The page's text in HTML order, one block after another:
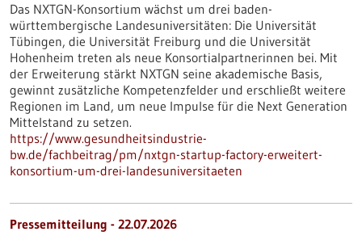
Das NXTGN-Konsortium wächst um drei baden-
württembergische Landesuniversitäten: Die Universität
Tübingen, die Universität Freiburg und die Universität
Hohenheim treten als neue Konsortialpartnerinnen bei. Mit
der Erweiterung stärkt NXTGN seine akademische Basis,
gewinnt zusätzliche Kompetenzfelder und erschließt weitere
Regionen im Land, um neue Impulse für die Next Generation
Mittelstand zu setzen.
https://www.gesundheitsindustrie-
bw.de/fachbeitrag/pm/nxtgn-startup-factory-erweitert-
konsortium-um-drei-landesuniversitaeten
Pressemitteilung - 22.07.2026